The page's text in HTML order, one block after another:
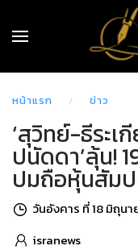
หน้าแรก ข่าว
‘สุวิทย์-ธีระ
ปนัดดา’ลุ้น!
ปมถือหุ้นสัม
วันอังคาร ที่ 18 มิถุนา
isranews